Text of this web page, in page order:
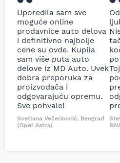
Uporedila sam sve
moguće online
prodavnice auto delova
i definitivno najbolje
cene su ovde. Kupila
sam više puta auto
delove iz MD Auto. Uvek
dobra preporuka za
proizvođača i
odgovarajuću opremu.
Sve pohvale!
Svetlana Večerinović, Beograd
(Opel Astra)